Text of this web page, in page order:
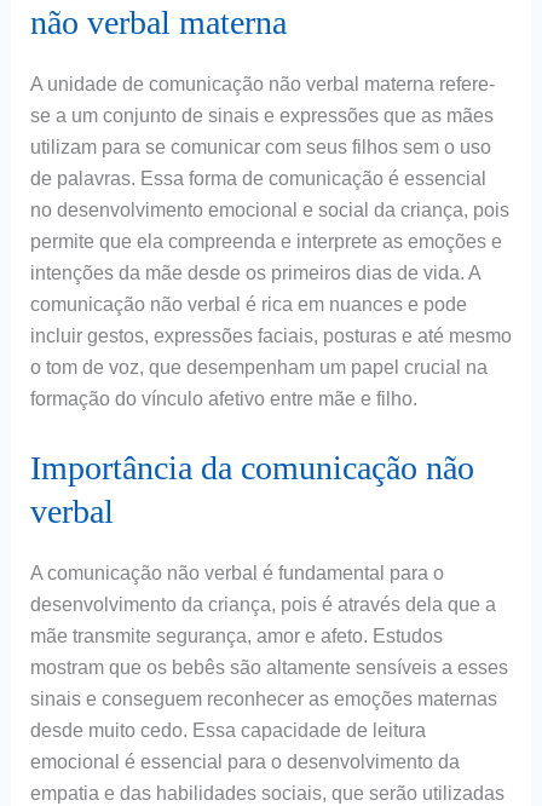
não verbal materna
A unidade de comunicação não verbal materna refere-
se a um conjunto de sinais e expressões que as mães
utilizam para se comunicar com seus filhos sem o uso
de palavras. Essa forma de comunicação é essencial
no desenvolvimento emocional e social da criança, pois
permite que ela compreenda e interprete as emoções e
intenções da mãe desde os primeiros dias de vida. A
comunicação não verbal é rica em nuances e pode
incluir gestos, expressões faciais, posturas e até mesmo
o tom de voz, que desempenham um papel crucial na
formação do vínculo afetivo entre mãe e filho.
Importância da comunicação não
verbal
A comunicação não verbal é fundamental para o
desenvolvimento da criança, pois é através dela que a
mãe transmite segurança, amor e afeto. Estudos
mostram que os bebês são altamente sensíveis a esses
sinais e conseguem reconhecer as emoções maternas
desde muito cedo. Essa capacidade de leitura
emocional é essencial para o desenvolvimento da
empatia e das habilidades sociais, que serão utilizadas